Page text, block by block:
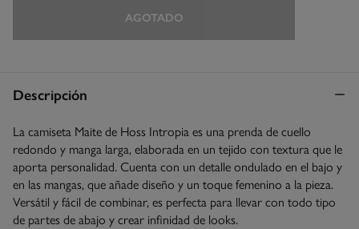
AGOTADO
Descripción
La camiseta Maite de Hoss Intropia es una prenda de cuello
redondo y manga larga, elaborada en un tejido con textura que le
aporta personalidad. Cuenta con un detalle ondulado en el bajo y
en las mangas, que añade diseño y un toque femenino a la pieza.
Versátil y fácil de combinar, es perfecta para llevar con todo tipo
de partes de abajo y crear infinidad de looks.